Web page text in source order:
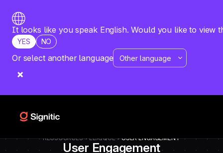
DEBUT CODE E - TEMPLATE CMS DEFINITIONS / LEXIQUE
Emplacement Webflow: Template CMS Definitions > Page settings >
Custom code > Inside tag
It looks like you speak English. Would you like to view
YES NO
Or select another language
RESSOURCES LEXIQUE USER ENGAGEMENT
User Engagement